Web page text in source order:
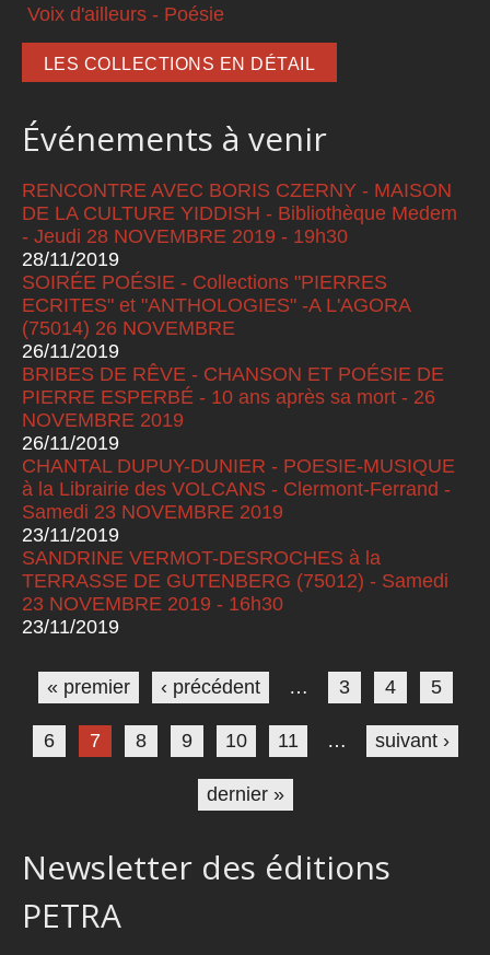
Voix d'ailleurs - Poésie
LES COLLECTIONS EN DÉTAIL
Événements à venir
RENCONTRE AVEC BORIS CZERNY - MAISON
DE LA CULTURE YIDDISH - Bibliothèque Medem
- Jeudi 28 NOVEMBRE 2019 - 19h30
28/11/2019
SOIRÉE POÉSIE - Collections "PIERRES
ECRITES" et "ANTHOLOGIES" -A L'AGORA
(75014) 26 NOVEMBRE
26/11/2019
BRIBES DE RÊVE - CHANSON ET POÉSIE DE
PIERRE ESPERBÉ - 10 ans après sa mort - 26
NOVEMBRE 2019
26/11/2019
CHANTAL DUPUY-DUNIER - POESIE-MUSIQUE
à la Librairie des VOLCANS - Clermont-Ferrand -
Samedi 23 NOVEMBRE 2019
23/11/2019
SANDRINE VERMOT-DESROCHES à la
TERRASSE DE GUTENBERG (75012) - Samedi
23 NOVEMBRE 2019 - 16h30
23/11/2019
Pages
« premier ‹ précédent … 3 4 5
6 7 8 9 10 11 … suivant ›
dernier »
Newsletter des éditions
PETRA